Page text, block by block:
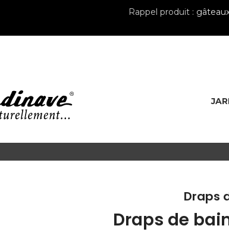
Rappel produit :
Draps
Draps de